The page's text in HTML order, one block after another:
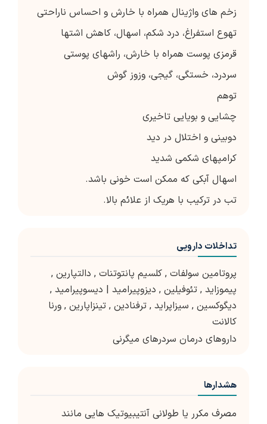
زخم های واژینال همراه با خارش و احساس ناراحتی
تهوع استفراغ، درد شکم، اسهال، کاهش اشتها
قرمزی پوست همراه با خارش، راشهای پوستی
سردرد، خستگی، گیجی، وزوز گوش
توهم
چشایی و بویایی تاخیری
دوبینی و اختلال در دید
کرامپ­های شکمی شدید
اسهال آبکی که ممکن است خونی باشد.
تب در ترکیب با هریک از علائم بالا.
تداخلات دارویی
پروتامین سولفات , کلسیم پانتوتنات , دالتپارین ,
پیموزاید , تئوفیلین , دیزوپیرامید | دیسوپیرامید ,
دیگوکسین , سیزاپراید , ترفنادین , تینزاپارین , ورنا
کالانت
داروهای درمان سردرهای میگرنی
هشدارها
مصرف مکرر یا طولانی آنتی­بیوتیک ­هایی مانند